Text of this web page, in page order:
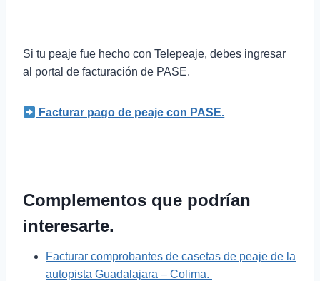
Si tu peaje fue hecho con Telepeaje, debes ingresar
al portal de facturación de PASE.
Facturar pago de peaje con PASE.
Complementos que podrían
interesarte.
Facturar comprobantes de casetas de peaje de la
autopista Guadalajara – Colima.